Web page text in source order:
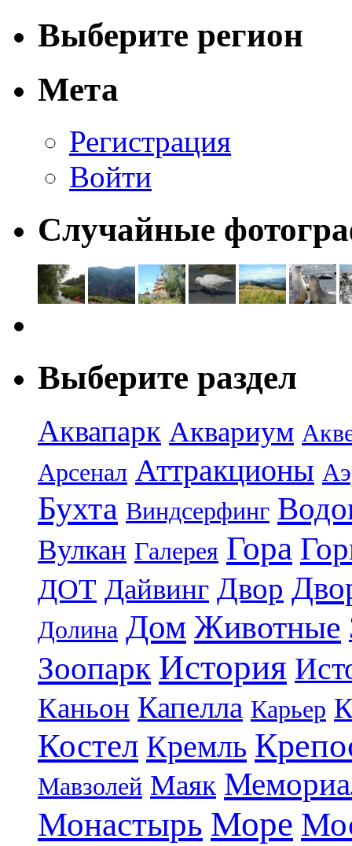
Выберите регион
Мета
Регистрация
Войти
Случайные
Выберите раздел
Аквапарк Аквариум
Арсенал Аттракционы
Бухта Виндсерфинг
Вулкан Галерея Гора
ДОТ Дайвинг Двор
Долина Дом Животные
Зоопарк История
Каньон Капелла Карьер
Костел Кремль
Мавзолей Маяк
Монастырь Море